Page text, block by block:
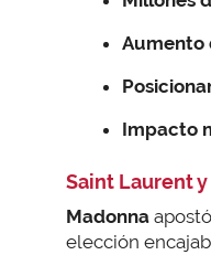
Aumento
Impacto
Saint Laurent
Madonna
elección